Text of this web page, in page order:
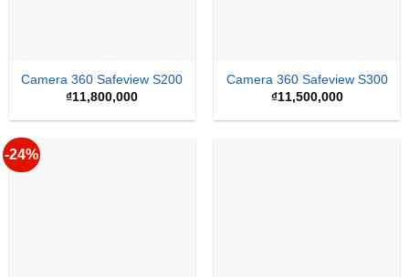
Camera 360 Safeview S200
₫11,800,000
Camera 360 Safeview S300
₫11,500,000
-24%